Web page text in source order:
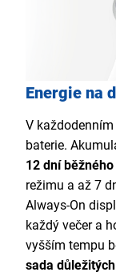
Energie na
V
baterie.
12 dní
režimu a až 7
Always-On
každý večer a
vyšším tempu
sada